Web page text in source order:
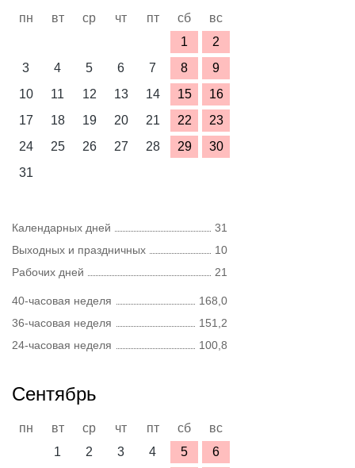
пн вт ср чт пт сб
вс
1
2
3
4 5 6 7 8
9
10
11 12 13 14 15
16
17
18 19 20 21 22
23
24
25 26 27 28 29
30
31
Календарных дней
31
Выходных и праздничных
10
Рабочих дней
21
40-часовая неделя
168,0
36-часовая неделя
151,2
24-часовая неделя
100,8
Сентябрь
пн вт ср чт пт сб
вс
1
2 3 4 5
6